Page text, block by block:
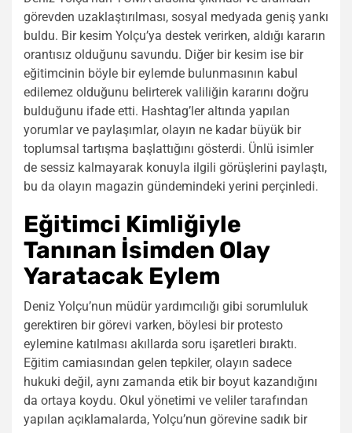
görevden uzaklaştırılması, sosyal medyada geniş yankı
buldu. Bir kesim Yolçu’ya destek verirken, aldığı kararın
orantısız olduğunu savundu. Diğer bir kesim ise bir
eğitimcinin böyle bir eylemde bulunmasının kabul
edilemez olduğunu belirterek valiliğin kararını doğru
bulduğunu ifade etti. Hashtag’ler altında yapılan
yorumlar ve paylaşımlar, olayın ne kadar büyük bir
toplumsal tartışma başlattığını gösterdi. Ünlü isimler
de sessiz kalmayarak konuyla ilgili görüşlerini paylaştı,
bu da olayın magazin gündemindeki yerini perçinledi.
Eğitimci Kimliğiyle
Tanınan İsimden Olay
Yaratacak Eylem
Deniz Yolçu’nun müdür yardımcılığı gibi sorumluluk
gerektiren bir görevi varken, böylesi bir protesto
eylemine katılması akıllarda soru işaretleri bıraktı.
Eğitim camiasından gelen tepkiler, olayın sadece
hukuki değil, aynı zamanda etik bir boyut kazandığını
da ortaya koydu. Okul yönetimi ve veliler tarafından
yapılan açıklamalarda, Yolçu’nun görevine sadık bir